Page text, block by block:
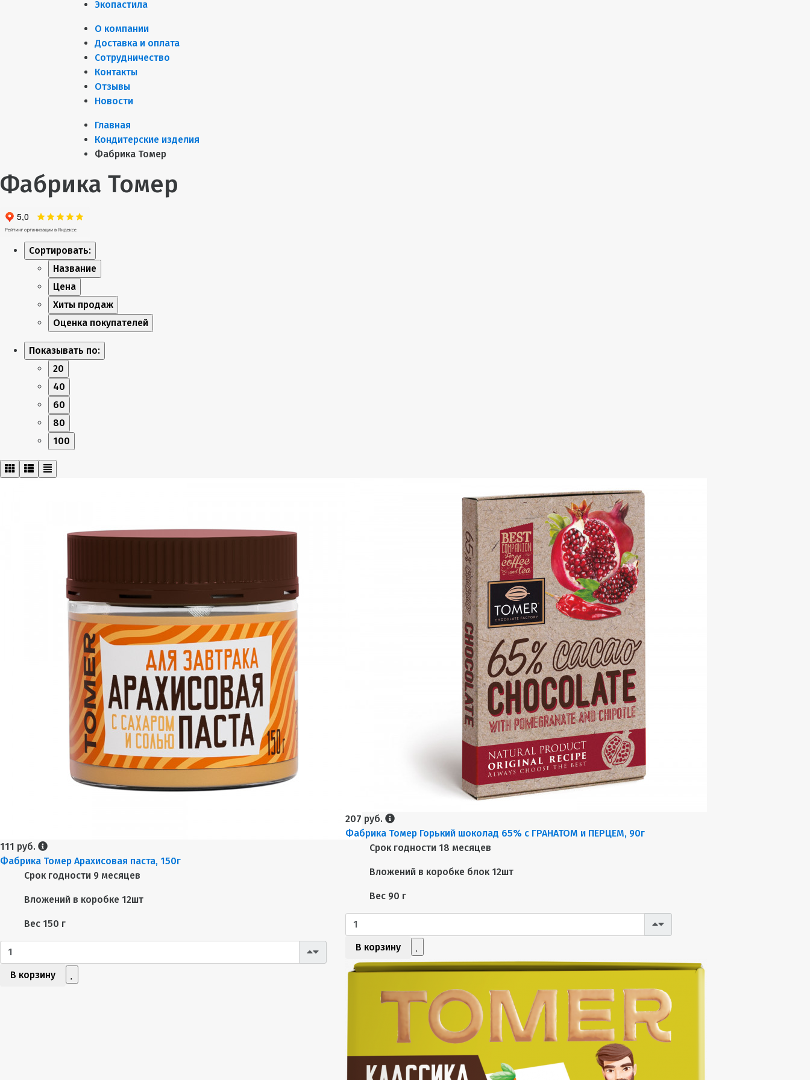
Экопастила
О компании
Доставка и оплата
Сотрудничество
Контакты
Отзывы
Новости
Главная
Кондитерские изделия
Фабрика Томер
Фабрика Томер
Сортировать:
Название
Цена
Хиты продаж
Оценка покупателей
Показывать по:
20
40
60
80
100
111 руб.
Фабрика Томер Арахисовая паста, 150г
Срок годности 9 месяцев
Вложений в коробке 12шт
Вес 150 г
В корзину
207 руб.
Фабрика Томер Горький шоколад 65% с ГРАНАТОМ и ПЕРЦЕМ, 90г
Срок годности 18 месяцев
Вложений в коробке блок 12шт
Вес 90 г
В корзину